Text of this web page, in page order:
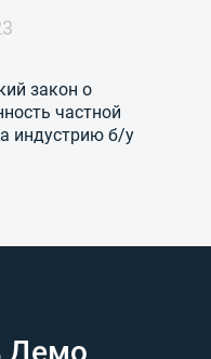
закон о
частной
индустрию б/у
Демо